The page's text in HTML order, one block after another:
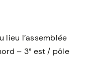
lieu l’assemblée
– 3° est / pôle